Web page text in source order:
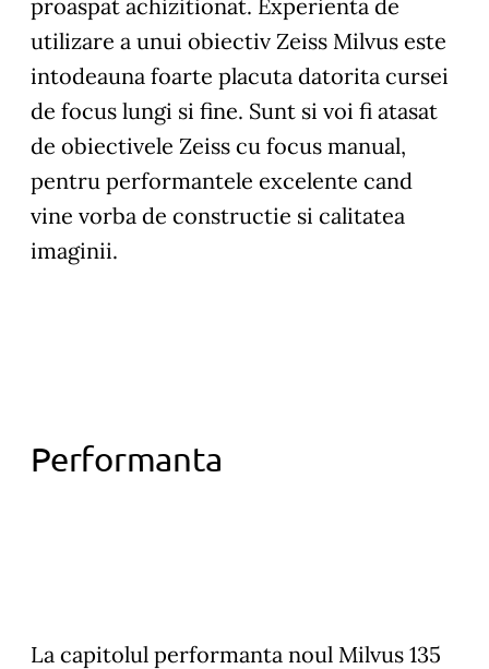
proaspat achizitionat. Experienta de
utilizare a unui obiectiv Zeiss Milvus este
intodeauna foarte placuta datorita cursei
de focus lungi si fine. Sunt si voi fi atasat
de obiectivele Zeiss cu focus manual,
pentru performantele excelente cand
vine vorba de constructie si calitatea
imaginii.
Performanta
La capitolul performanta noul Milvus 135